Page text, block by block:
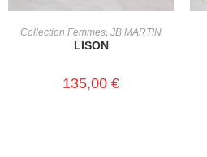
CHOIX DES OPTIONS
Collection Femmes JB MARTIN
LISON
135,00 €